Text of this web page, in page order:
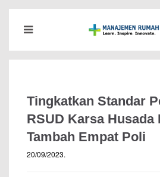
Tingkatkan Standar
RSUD Karsa Husada
Tambah Empat Poli
20/09/2023.